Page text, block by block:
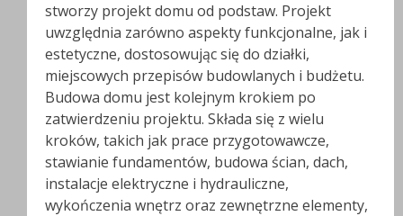
stworzy projekt domu od podstaw. Projekt
uwzględnia zarówno aspekty funkcjonalne, jak i
estetyczne, dostosowując się do działki,
miejscowych przepisów budowlanych i budżetu.
Budowa domu jest kolejnym krokiem po
zatwierdzeniu projektu. Składa się z wielu
kroków, takich jak prace przygotowawcze,
stawianie fundamentów, budowa ścian, dach,
instalacje elektryczne i hydrauliczne,
wykończenia wnętrz oraz zewnętrzne elementy,